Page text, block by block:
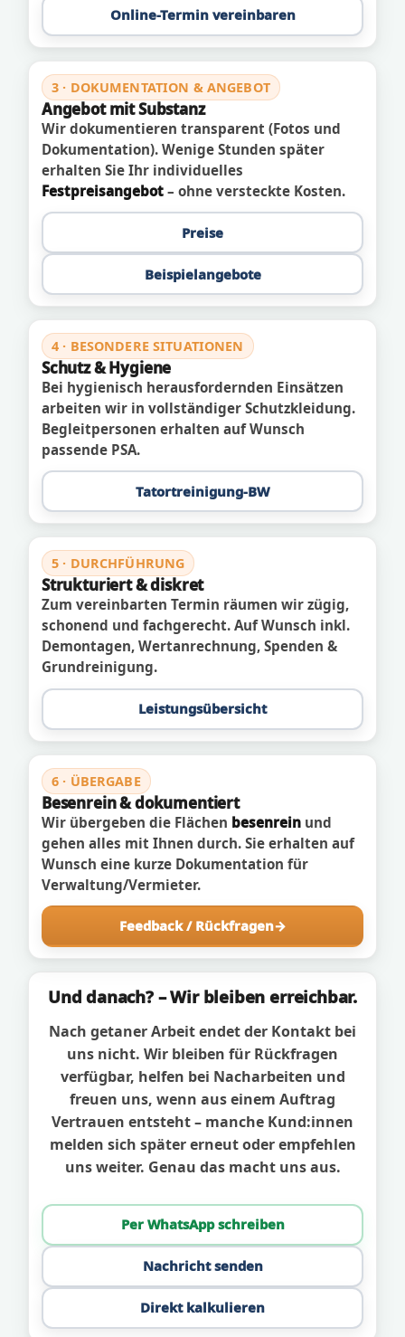
Online-Termin vereinbaren
3 · DOKUMENTATION & ANGEBOT
Angebot mit Substanz
Wir dokumentieren transparent (Fotos und
Dokumentation). Wenige Stunden später
erhalten Sie Ihr individuelles
Festpreisangebot – ohne versteckte Kosten.
Preise
Beispielangebote
4 · BESONDERE SITUATIONEN
Schutz & Hygiene
Bei hygienisch herausfordernden Einsätzen
arbeiten wir in vollständiger Schutzkleidung.
Begleitpersonen erhalten auf Wunsch
passende PSA.
Tatortreinigung-BW
5 · DURCHFÜHRUNG
Strukturiert & diskret
Zum vereinbarten Termin räumen wir zügig,
schonend und fachgerecht. Auf Wunsch inkl.
Demontagen, Wertanrechnung, Spenden &
Grundreinigung.
Leistungsübersicht
6 · ÜBERGABE
Besenrein & dokumentiert
Wir übergeben die Flächen besenrein und
gehen alles mit Ihnen durch. Sie erhalten auf
Wunsch eine kurze Dokumentation für
Verwaltung/Vermieter.
Feedback / Rückfragen
Und danach? – Wir bleiben erreichbar.
Nach getaner Arbeit endet der Kontakt bei
uns nicht. Wir bleiben für Rückfragen
verfügbar, helfen bei Nacharbeiten und
freuen uns, wenn aus einem Auftrag
Vertrauen entsteht – manche Kund:innen
melden sich später erneut oder empfehlen
uns weiter. Genau das macht uns aus.
Per WhatsApp schreiben
Nachricht senden
Direkt kalkulieren